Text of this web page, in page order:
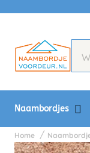
Naambordjes
Home